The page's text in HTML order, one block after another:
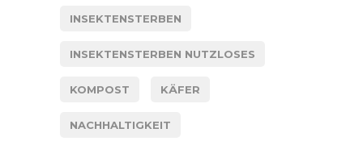
INSEKTENSTERBEN
INSEKTENSTERBEN NUTZLOSES
KOMPOST KÄFER
NACHHALTIGKEIT